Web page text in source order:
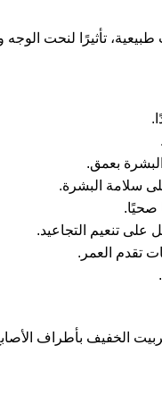
بعمق.
سلامة البشرة.
صحيًا.
على تنعيم التجاعيد.
الخفيف بأطراف